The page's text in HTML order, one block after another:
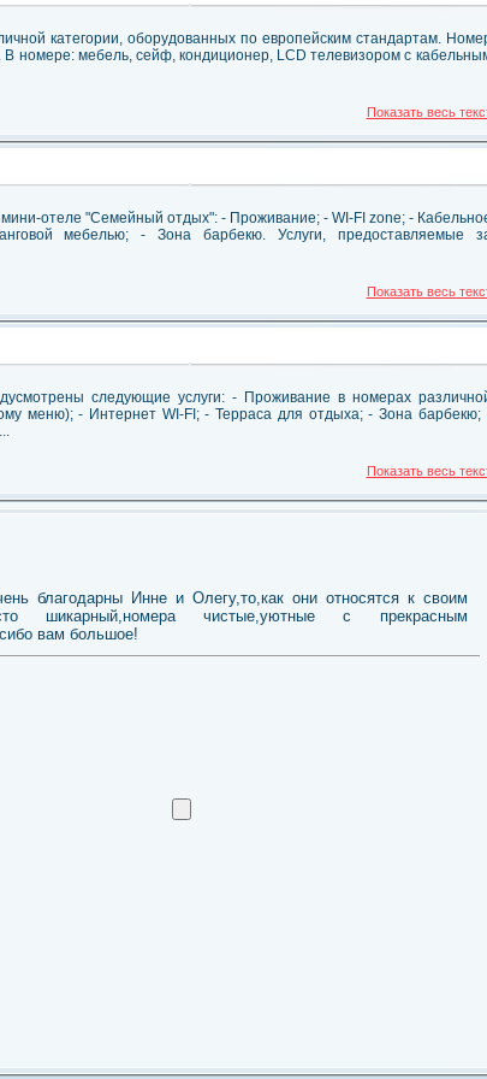
категории, оборудованных по европейским стандартам.
номере: мебель, сейф, кондиционер, LCD телевизором с
Показать весь
мини-отеле "Семейный отдых": - Проживание; - WI-FI zone; -
мебелью; - Зона барбекю. Услуги, предоставляемые
Показать весь
следующие услуги: - Проживание в номерах
меню); - Интернет WI-FI; - Терраса для отдыха; - Зона барбекю;
Показать весь
благодарны Инне и Олегу,то,как они относятся к своим
шикарный,номера чистые,уютные с прекрасным
вам большое!